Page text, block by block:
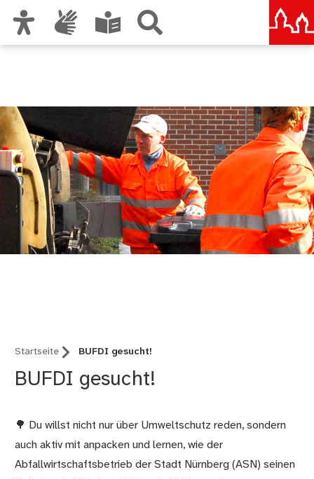
Startseite BUFDI gesucht!
BUFDI gesucht!
🌳 Du willst nicht nur über Umweltschutz reden, sondern
auch aktiv mit anpacken und lernen, wie der
Abfallwirtschaftsbetrieb der Stadt Nürnberg (ASN) seinen